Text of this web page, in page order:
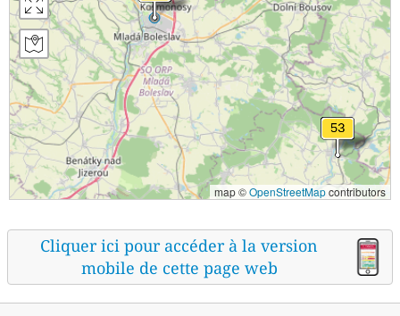
map ©OpenStreetMapcontributors
Cliquer ici pour accéder à la version
mobile de cette page web